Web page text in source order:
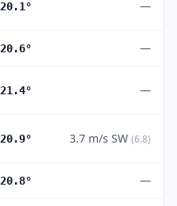
20.1° —
20.6° —
21.4° —
20.9° 3.7 m/s SW (6.8)
20.8° —